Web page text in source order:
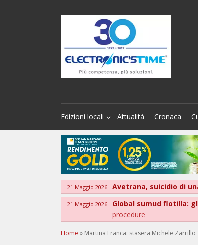
Edizioni locali Attualità Cronaca
21 Maggio 2026 Avetrana, suicidio di
21 Maggio 2026 Global sumud flotilla:
procedure
Home » Martina Franca: stasera Michele